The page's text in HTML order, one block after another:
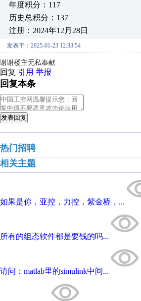
年度积分：117
历史总积分：137
注册：2024年12月28日
发表于：2025-01-23 12:33:54
谢谢楼主无私奉献
回复 引用 举报
回复本条
发表回复
热门招聘
相关主题
如果是你，亚控，力控，紫金桥，...
所有的组态软件都是要钱的吗...
请问：matlab里的simulink中间...